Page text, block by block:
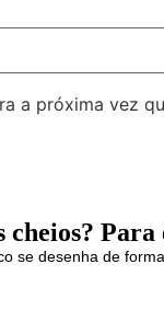
a próxima vez
Para
se desenha de